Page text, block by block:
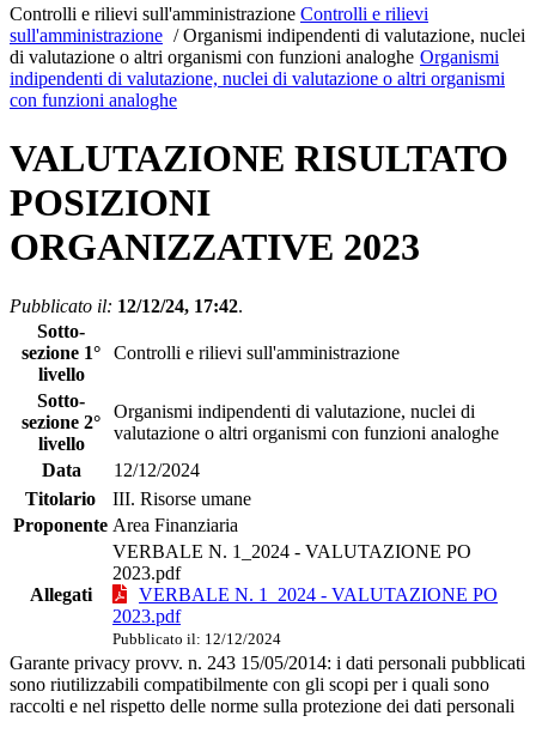
Controlli e rilievi sull'amministrazione Controlli e rilievi
sull'amministrazione /Organismi indipendenti di valutazione, nuclei
di valutazione o altri organismi con funzioni analoghe Organismi
indipendenti di valutazione, nuclei di valutazione o altri organismi
con funzioni analoghe
VALUTAZIONE RISULTATO
POSIZIONI
ORGANIZZATIVE 2023
Pubblicato il: 12/12/24, 17:42.
Sotto-
sezione 1°
livello
Controlli e rilievi sull'amministrazione
Sotto-
sezione 2°
livello
Organismi indipendenti di valutazione, nuclei di
valutazione o altri organismi con funzioni analoghe
Data
12/12/2024
Titolario
III. Risorse umane
Proponente Area Finanziaria
Allegati
VERBALE N. 1_2024 - VALUTAZIONE PO
2023.pdf
VERBALE N. 1_2024 - VALUTAZIONE PO
2023.pdf
Pubblicato il: 12/12/2024
Garante privacy provv. n. 243 15/05/2014: i dati personali pubblicati
sono riutilizzabili compatibilmente con gli scopi per i quali sono
raccolti e nel rispetto delle norme sulla protezione dei dati personali